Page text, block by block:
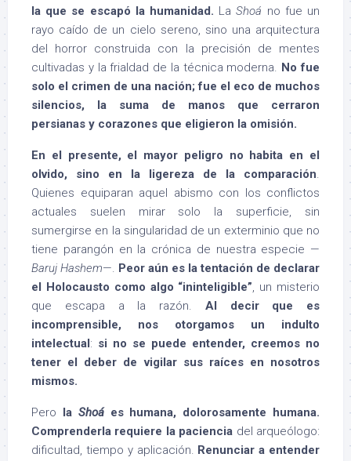
la que se escapó la humanidad. LaShoá no fue un
rayo caído de un cielo sereno, sino una arquitectura
del horror construida con la precisión de mentes
cultivadas y la frialdad de la técnica moderna. No fue
solo el crimen de una nación; fue el eco de muchos
silencios, la suma de manos que cerraron
persianas y corazones que eligieron la omisión.
En el presente, el mayor peligro no habita en el
olvido, sino en la ligereza de la comparación.
Quienes equiparan aquel abismo con los conflictos
actuales suelen mirar solo la superficie, sin
sumergirse en la singularidad de un exterminio que no
tiene parangón en la crónica de nuestra especie —
Baruj Hashem—. Peor aún es la tentación de declarar
el Holocausto como algo “ininteligible”, un misterio
que escapa a la razón. Al decir que es
incomprensible, nos otorgamos un indulto
intelectual: si no se puede entender, creemos no
tener el deber de vigilar sus raíces en nosotros
mismos.
Pero la Shoá es humana, dolorosamente humana.
Comprenderla requiere la paciencia del arqueólogo:
dificultad, tiempo y aplicación. Renunciar a entender